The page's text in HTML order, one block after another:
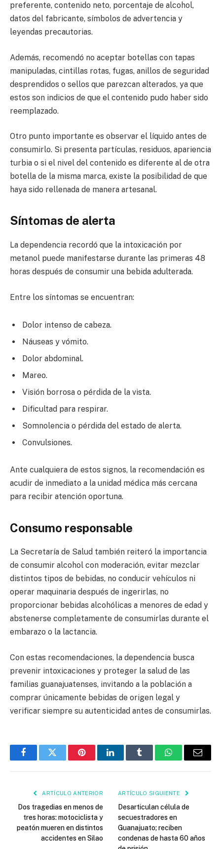
preferente, contenido neto, porcentaje de alcohol,
datos del fabricante, símbolos de advertencia y
leyendas precautorias.
Además, recomendó no aceptar botellas con tapas
manipuladas, cintillas rotas, fugas, anillos de seguridad
desprendidos o sellos que parezcan alterados, ya que
estos son indicios de que el contenido pudo haber sido
reemplazado.
Otro punto importante es observar el líquido antes de
consumirlo. Si presenta partículas, residuos, apariencia
turbia o si el nivel del contenido es diferente al de otra
botella de la misma marca, existe la posibilidad de que
haya sido rellenada de manera artesanal.
Síntomas de alerta
La dependencia recordó que la intoxicación por
metanol puede manifestarse durante las primeras 48
horas después de consumir una bebida adulterada.
Entre los síntomas se encuentran:
Dolor intenso de cabeza.
Náuseas y vómito.
Dolor abdominal.
Mareo.
Visión borrosa o pérdida de la vista.
Dificultad para respirar.
Somnolencia o pérdida del estado de alerta.
Convulsiones.
Ante cualquiera de estos signos, la recomendación es
acudir de inmediato a la unidad médica más cercana
para recibir atención oportuna.
Consumo responsable
La Secretaría de Salud también reiteró la importancia
de consumir alcohol con moderación, evitar mezclar
distintos tipos de bebidas, no conducir vehículos ni
operar maquinaria después de ingerirlas, no
proporcionar bebidas alcohólicas a menores de edad y
abstenerse completamente de consumirlas durante el
embarazo o la lactancia.
Con estas recomendaciones, la dependencia busca
prevenir intoxicaciones y proteger la salud de las
familias guanajuatenses, invitando a la población a
comprar únicamente bebidas de origen legal y
verificar siempre su autenticidad antes de consumirlas.
FacebookTwitter PinterestLinkedInTumblr WhatsAppEmail
ARTÍCULO ANTERIOR
Dos tragedias en menos de
tres horas: motociclista y
peatón mueren en distintos
accidentes en Silao
ARTÍCULO SIGUIENTE
Desarticulan célula de
secuestradores en
Guanajuato; reciben
condenas de hasta 60 años